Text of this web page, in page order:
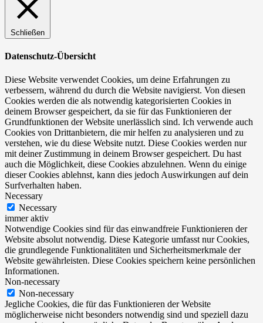
Schließen
Datenschutz-Übersicht
Diese Website verwendet Cookies, um deine Erfahrungen zu
verbessern, während du durch die Website navigierst. Von diesen
Cookies werden die als notwendig kategorisierten Cookies in
deinem Browser gespeichert, da sie für das Funktionieren der
Grundfunktionen der Website unerlässlich sind. Ich verwende auch
Cookies von Drittanbietern, die mir helfen zu analysieren und zu
verstehen, wie du diese Website nutzt. Diese Cookies werden nur
mit deiner Zustimmung in deinem Browser gespeichert. Du hast
auch die Möglichkeit, diese Cookies abzulehnen. Wenn du einige
dieser Cookies ablehnst, kann dies jedoch Auswirkungen auf dein
Surfverhalten haben.
Necessary
Necessary
immer aktiv
Notwendige Cookies sind für das einwandfreie Funktionieren der
Website absolut notwendig. Diese Kategorie umfasst nur Cookies,
die grundlegende Funktionalitäten und Sicherheitsmerkmale der
Website gewährleisten. Diese Cookies speichern keine persönlichen
Informationen.
Non-necessary
Non-necessary
Jegliche Cookies, die für das Funktionieren der Website
möglicherweise nicht besonders notwendig sind und speziell dazu